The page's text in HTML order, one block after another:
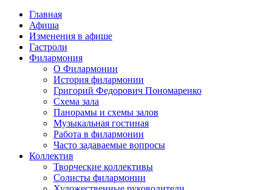
Главная
Афиша
Изменения в афише
Гастроли
Филармония
О Филармонии
История филармонии
Григорий Федорович Пономаренко
Схема зала
Панорамы и схемы залов
Музыкальная гостиная
Работа в филармонии
Часто задаваемые вопросы
Коллектив
Творческие коллективы
Солисты филармонии